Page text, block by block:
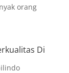
orang
Di